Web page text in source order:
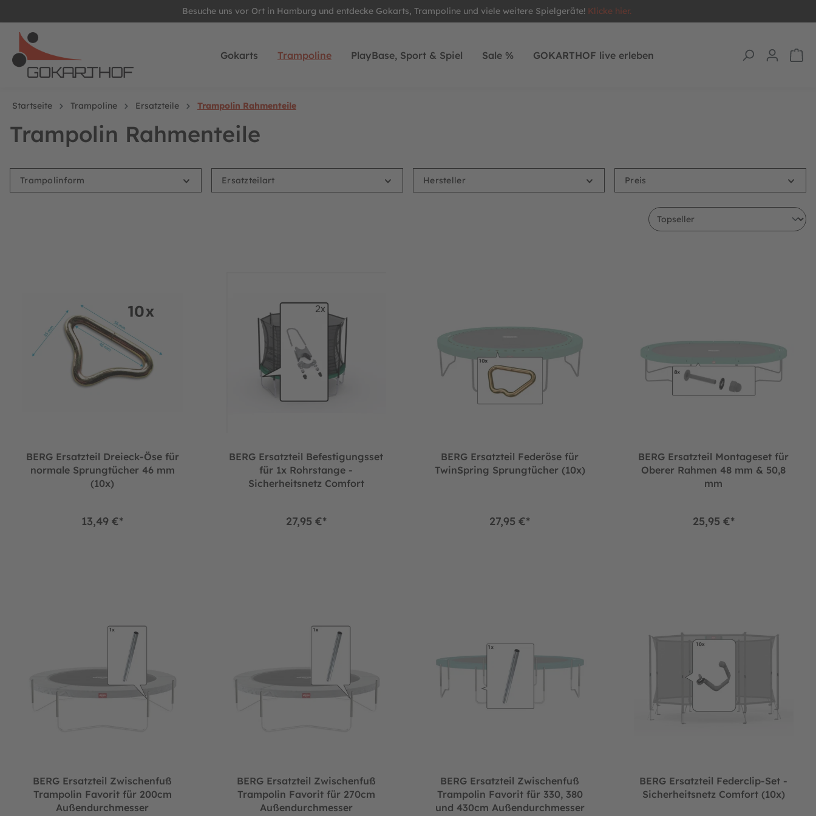
Besuche uns vor Ort in Hamburg und entdecke Gokarts, Trampoline und viele weitere Spielgeräte! Klicke hier.
Gokarts Trampoline PlayBase, Sport & Spiel Sale % GOKARTHOF live erleben
Startseite Trampoline Ersatzteile Trampolin Rahmenteile
Trampolin Rahmenteile
Trampolinform Ersatzteilart Hersteller Preis
BERG Ersatzteil Dreieck-Öse für
normale Sprungtücher 46 mm
(10x)
13,49 €*
BERG Ersatzteil Befestigungsset
für 1x Rohrstange -
Sicherheitsnetz Comfort
27,95 €*
BERG Ersatzteil Federöse für
TwinSpring Sprungtücher (10x)
27,95 €*
BERG Ersatzteil Montageset für
Oberer Rahmen 48 mm & 50,8
mm
25,95 €*
BERG Ersatzteil Zwischenfuß
Trampolin Favorit für 200cm
Außendurchmesser
BERG Ersatzteil Zwischenfuß
Trampolin Favorit für 270cm
Außendurchmesser
BERG Ersatzteil Zwischenfuß
Trampolin Favorit für 330, 380
und 430cm Außendurchmesser
BERG Ersatzteil Federclip-Set -
Sicherheitsnetz Comfort (10x)